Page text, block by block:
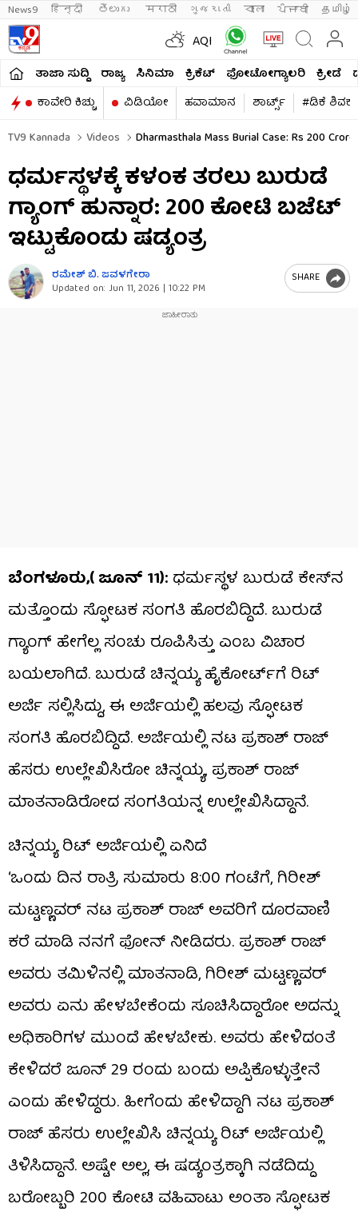
News9 हिन्दी తెలుగు मराठी ગુજરાતી বাংলা ਪੰਜਾਬੀ தமிழ்
AQI
ತಾಜಾ ಸುದ್ದಿ ರಾಜ್ಯ ಸಿನಿಮಾ ಕ್ರಿಕೆಟ್​ ಫೋಟೋಗ್ಯಾಲರಿ ಕ್ರೀಡೆ
ಕಾವೇರಿ ಕಿಚ್ಚು
ವಿಡಿಯೋ ಹವಾಮಾನ ಶಾರ್ಟ್ಸ್​
#ಡಿಕೆ
TV9 Kannada
Videos Dharmasthala Mass Burial Case: Rs 200
ಧರ್ಮಸ್ಥಳಕ್ಕೆ ಕಳಂಕ ತರಲು ಬುರುಡೆ
ಗ್ಯಾಂಗ್ ಹುನ್ನಾರ: 200 ಕೋಟಿ ಬಜೆಟ್
ಇಟ್ಟುಕೊಂಡು ಷಡ್ಯಂತ್ರ
ರಮೇಶ್ ಬಿ. ಜವಳಗೇರಾ
Updated on: Jun 11, 2026 | 10:22 PM
SHARE
ಬೆಂಗಳೂರು,( ಜೂನ್ 11): ಧರ್ಮಸ್ಥಳ ಬುರುಡೆ ಕೇಸ್‌ನ
ಮತ್ತೊಂದು ಸ್ಫೋಟಕ ಸಂಗತಿ ಹೊರಬಿದ್ದಿದೆ. ಬುರುಡೆ
ಗ್ಯಾಂಗ್ ಹೇಗೆಲ್ಲ ಸಂಚು ರೂಪಿಸಿತ್ತು ಎಂಬ ವಿಚಾರ
ಬಯಲಾಗಿದೆ. ಬುರುಡೆ ಚಿನ್ನಯ್ಯ ಹೈಕೋರ್ಟ್‌ಗೆ ರಿಟ್
ಅರ್ಜಿ ಸಲ್ಲಿಸಿದ್ದು, ಈ ಅರ್ಜಿಯಲ್ಲಿ ಹಲವು ಸ್ಫೋಟಕ
ಸಂಗತಿ ಹೊರಬಿದ್ದಿದೆ. ಅರ್ಜಿಯಲ್ಲಿ ನಟ ಪ್ರಕಾಶ್ ರಾಜ್
ಹೆಸರು ಉಲ್ಲೇಖಿಸಿರೋ ಚಿನ್ನಯ್ಯ, ಪ್ರಕಾಶ್ ರಾಜ್
ಮಾತನಾಡಿರೋದ ಸಂಗತಿಯನ್ನ ಉಲ್ಲೇಖಿಸಿದ್ದಾನೆ.
ಚಿನ್ನಯ್ಯ ರಿಟ್ ಅರ್ಜಿಯಲ್ಲಿ ಏನಿದೆ
‘ಒಂದು ದಿನ ರಾತ್ರಿ ಸುಮಾರು 8:00 ಗಂಟೆಗೆ, ಗಿರೀಶ್
ಮಟ್ಟಣ್ಣವರ್ ನಟ ಪ್ರಕಾಶ್ ರಾಜ್ ಅವರಿಗೆ ದೂರವಾಣಿ
ಕರೆ ಮಾಡಿ ನನಗೆ ಫೋನ್ ನೀಡಿದರು. ಪ್ರಕಾಶ್ ರಾಜ್
ಅವರು ತಮಿಳಿನಲ್ಲಿ ಮಾತನಾಡಿ, ಗಿರೀಶ್ ಮಟ್ಟಣ್ಣವರ್
ಅವರು ಏನು ಹೇಳಬೇಕೆಂದು ಸೂಚಿಸಿದ್ದಾರೋ ಅದನ್ನು
ಅಧಿಕಾರಿಗಳ ಮುಂದೆ ಹೇಳಬೇಕು. ಅವರು ಹೇಳಿದಂತೆ
ಕೇಳಿದರೆ ಜೂನ್ 29 ರಂದು ಬಂದು ಅಪ್ಪಿಕೊಳ್ಳುತ್ತೇನೆ
ಎಂದು ಹೇಳಿದ್ದರು. ಹೀಗೆಂದು ಹೇಳಿದ್ದಾಗಿ ನಟ ಪ್ರಕಾಶ್
ರಾಜ್ ಹೆಸರು ಉಲ್ಲೇಖಿಸಿ ಚಿನ್ನಯ್ಯ ರಿಟ್ ಅರ್ಜಿಯಲ್ಲಿ
ತಿಳಿಸಿದ್ದಾನೆ. ಅಷ್ಟೇ ಅಲ್ಲ, ಈ ಷಡ್ಯಂತ್ರಕ್ಕಾಗಿ ನಡೆದಿದ್ದು
ಬರೋಬ್ಬರಿ 200 ಕೋಟಿ ವಹಿವಾಟು ಅಂತಾ ಸ್ಫೋಟಕ